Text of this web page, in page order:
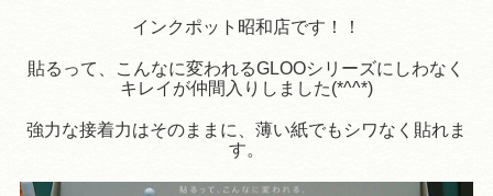
インクポット昭和店です！！
貼るって、こんなに変われるGLOOシリーズにしわなく
キレイが仲間入りしました(*^^*)
強力な接着力はそのままに、薄い紙でもシワなく貼れま
す。